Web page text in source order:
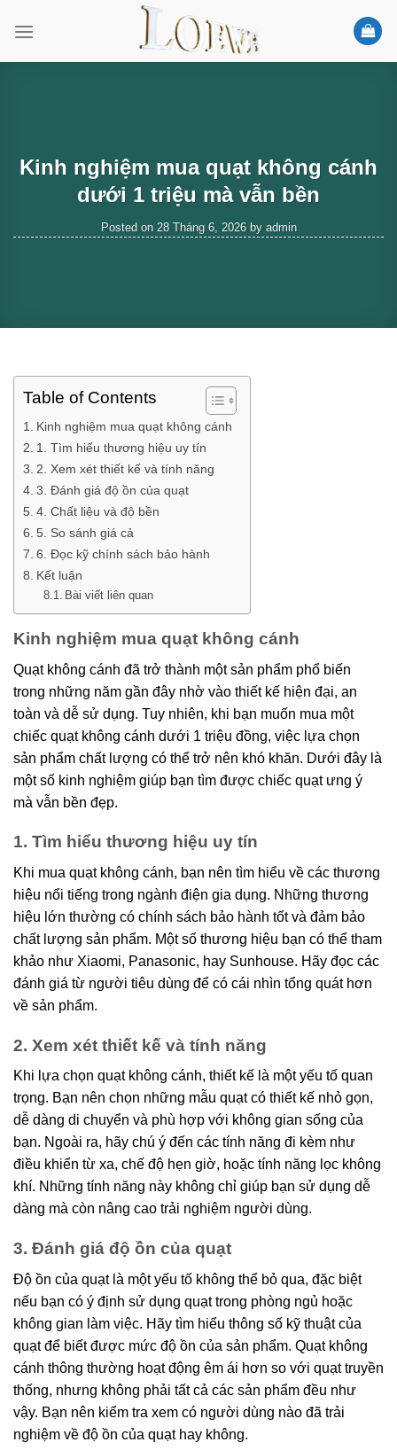
Kinh nghiệm mua quạt không cánh
dưới 1 triệu mà vẫn bền
Posted on 28 Tháng 6, 2026by admin
Table of Contents
Kinh nghiệm mua quạt không cánh
1. Tìm hiểu thương hiệu uy tín
2. Xem xét thiết kế và tính năng
3. Đánh giá độ ồn của quạt
4. Chất liệu và độ bền
5. So sánh giá cả
6. Đọc kỹ chính sách bảo hành
Kết luận
Bài viết liên quan
Kinh nghiệm mua quạt không cánh
Quạt không cánh đã trở thành một sản phẩm phổ biến
trong những năm gần đây nhờ vào thiết kế hiện đại, an
toàn và dễ sử dụng. Tuy nhiên, khi bạn muốn mua một
chiếc quạt không cánh dưới 1 triệu đồng, việc lựa chọn
sản phẩm chất lượng có thể trở nên khó khăn. Dưới đây là
một số kinh nghiệm giúp bạn tìm được chiếc quạt ưng ý
mà vẫn bền đẹp.
1. Tìm hiểu thương hiệu uy tín
Khi mua quạt không cánh, bạn nên tìm hiểu về các thương
hiệu nổi tiếng trong ngành điện gia dụng. Những thương
hiệu lớn thường có chính sách bảo hành tốt và đảm bảo
chất lượng sản phẩm. Một số thương hiệu bạn có thể tham
khảo như Xiaomi, Panasonic, hay Sunhouse. Hãy đọc các
đánh giá từ người tiêu dùng để có cái nhìn tổng quát hơn
về sản phẩm.
2. Xem xét thiết kế và tính năng
Khi lựa chọn quạt không cánh, thiết kế là một yếu tố quan
trọng. Bạn nên chọn những mẫu quạt có thiết kế nhỏ gọn,
dễ dàng di chuyển và phù hợp với không gian sống của
bạn. Ngoài ra, hãy chú ý đến các tính năng đi kèm như
điều khiển từ xa, chế độ hẹn giờ, hoặc tính năng lọc không
khí. Những tính năng này không chỉ giúp bạn sử dụng dễ
dàng mà còn nâng cao trải nghiệm người dùng.
3. Đánh giá độ ồn của quạt
Độ ồn của quạt là một yếu tố không thể bỏ qua, đặc biệt
nếu bạn có ý định sử dụng quạt trong phòng ngủ hoặc
không gian làm việc. Hãy tìm hiểu thông số kỹ thuật của
quạt để biết được mức độ ồn của sản phẩm. Quạt không
cánh thông thường hoạt động êm ái hơn so với quạt truyền
thống, nhưng không phải tất cả các sản phẩm đều như
vậy. Bạn nên kiểm tra xem có người dùng nào đã trải
nghiệm về độ ồn của quạt hay không.